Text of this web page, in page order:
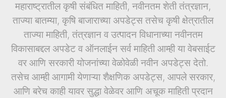
महाराष्ट्रातील कृषी संबंधित माहिती, नवीनतम शेती तंत्रज्ञान,
ताज्या बातम्या, कृषि बाजाराच्या अपडेट्स तसेच कृषी क्षेत्रातील
ताज्या माहिती, तंत्रज्ञान व उत्पादन विधानाच्या नवीनतम
विकासाबद्दल अपडेट व ऑनलाईन सर्व माहिती आम्ही या वेबसाईट
वर आणि सरकारी योजनांच्या वेळोवेळी नवीन अपडेट्स देतो.
तसेच आम्ही आगामी येणाऱ्या शैक्षणिक अपडेट्स, आपले सरकार,
आणि बरेच काही यावर सुद्धा वेळेवर आणि अचूक माहिती प्रदान